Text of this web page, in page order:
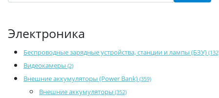
Электроника
Беспроводные зарядные устройства, станции и лампы (БЗУ)
Видеокамеры (2)
Внешние аккумуляторы (Power Bank) (359)
Внешние аккумуляторы (352)